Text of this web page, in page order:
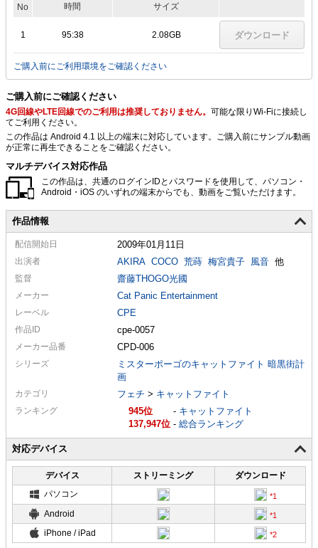
No 時間 サイズ
1 95:38 2.08GB ダウンロード
ご購入前にご利用環境をご確認ください
ご購入前にご確認ください
4G回線やLTE回線でのご利用は推奨しておりません。 可能な限りWi-Fiに接続し
てご利用ください。
この作品は Android 4.1 以上の端末に対応しています。ご購入前にサンプル動画
が正常に再生できることをご確認ください。
マルチデバイス対応作品
この作品は、共通のログインIDとパスワードを使用して、パソコン・
Android・iOS のいずれの端末からでも、動画をご覧いただけます。
作品情報
配信開始日 2009年01月11日
出演者 AKIRA COCO 荒蒔 梅宮貴子 風音 他
監督 齋藤THOGO光國
メーカー Cat Panic Entertainment
レーベル CPE
作品ID cpe-0057
メーカー品番 CPD-006
シリーズ
ミスターポーゴのキャットファイト 暗黒街計
画
カテゴリ フェチ > キャットファイト
ランキング 945 - キャットファイト
137,947
- 総合ランキング
対応デバイス
デバイス ストリーミング
ダウンロード
パソコン
Android
iPhone / iPad